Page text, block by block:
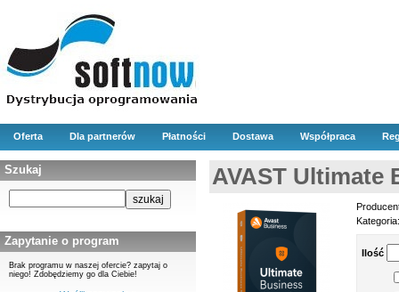
Oferta Dla partnerów Płatności Dostawa Współpraca
Szukaj
Zapytanie o program
Brak programu w naszej ofercie? zapytaj o
niego! Zdobędziemy go dla Ciebie!
AVAST Ultimate
Ilość